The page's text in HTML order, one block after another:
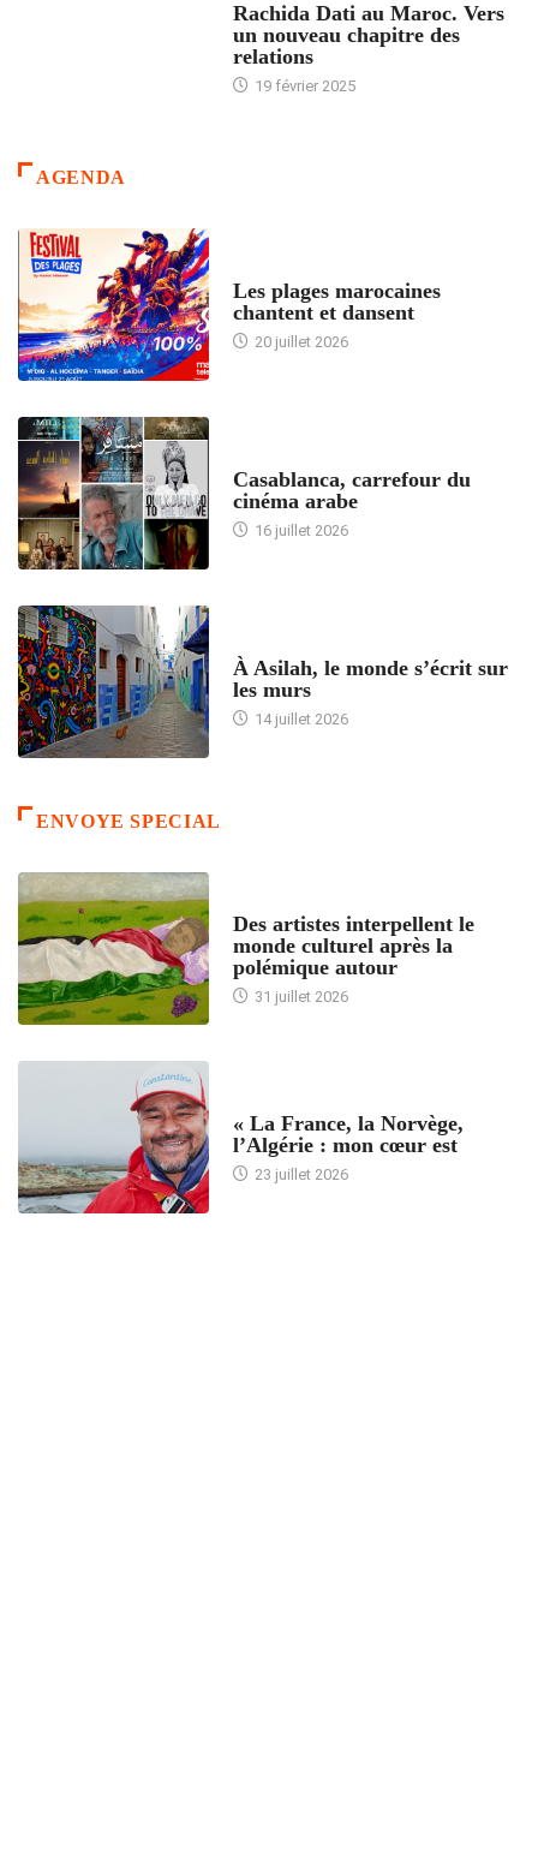
Rachida Dati au Maroc. Vers
un nouveau chapitre des
relations
19 février 2025
AGENDA
Les plages marocaines
chantent et dansent
20 juillet 2026
Casablanca, carrefour du
cinéma arabe
16 juillet 2026
À Asilah, le monde s’écrit sur
les murs
14 juillet 2026
ENVOYE SPECIAL
Des artistes interpellent le
monde culturel après la
polémique autour
31 juillet 2026
« La France, la Norvège,
l’Algérie : mon cœur est
23 juillet 2026